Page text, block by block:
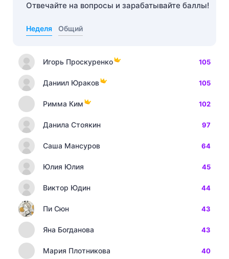
Отвечайте на вопросы и зарабатывайте баллы!
Неделя Общий
Игорь Проскуренко 105
Даниил Юраков 105
Римма Ким 102
Данила Стоякин 97
Саша Мансуров 64
Юлия Юлия 45
Виктор Юдин 44
Пи Сюн 43
Яна Богданова 43
Мария Плотникова 40